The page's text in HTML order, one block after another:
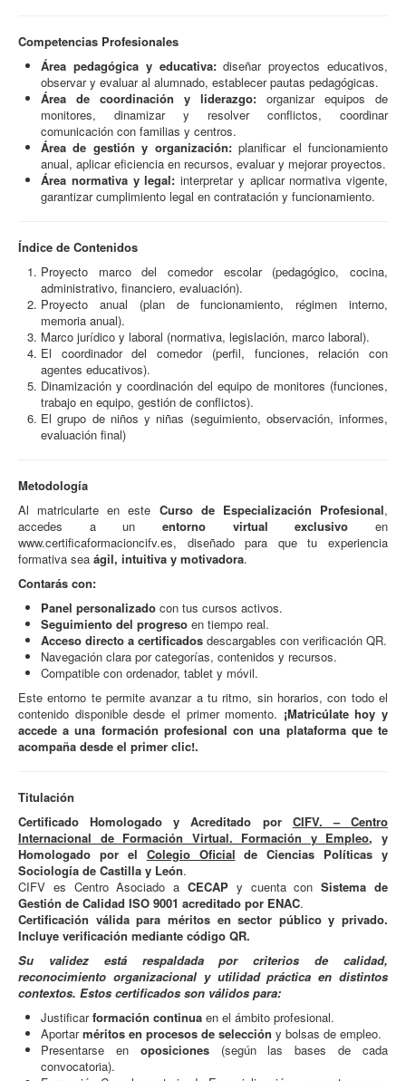
Competencias Profesionales
Área pedagógica y educativa:diseñar proyectos educativos,
observar y evaluar al alumnado, establecer pautas pedagógicas.
Área de coordinación y liderazgo: organizar equipos de
monitores, dinamizar y resolver conflictos, coordinar
comunicación con familias y centros.
Área de gestión y organización:planificar el funcionamiento
anual, aplicar eficiencia en recursos, evaluar y mejorar proyectos.
Área normativa y legal: interpretar y aplicar normativa vigente,
garantizar cumplimiento legal en contratación y funcionamiento.
Índice de Contenidos
Proyecto marco del comedor escolar (pedagógico, cocina,
administrativo, financiero, evaluación).
Proyecto anual (plan de funcionamiento, régimen interno,
memoria anual).
Marco jurídico y laboral (normativa, legislación, marco laboral).
El coordinador del comedor (perfil, funciones, relación con
agentes educativos).
Dinamización y coordinación del equipo de monitores (funciones,
trabajo en equipo, gestión de conflictos).
El grupo de niños y niñas (seguimiento, observación, informes,
evaluación final)
Metodología
Al matricularte en este Curso de Especialización Profesional,
accedes a un entorno virtual exclusivo en
www.certificaformacioncifv.es, diseñado para que tu experiencia
formativa sea ágil, intuitiva y motivadora.
Contarás con:
Panel personalizado con tus cursos activos.
Seguimiento del progreso en tiempo real.
Acceso directo a certificados descargables con verificación QR.
Navegación clara por categorías, contenidos y recursos.
Compatible con ordenador, tablet y móvil.
Este entorno te permite avanzar a tu ritmo, sin horarios, con todo el
contenido disponible desde el primer momento. ¡Matricúlate hoy y
accede a una formación profesional con una plataforma que te
acompaña desde el primer clic!.
Titulación
Certificado Homologado y Acreditado por CIFV. – Centro
Internacional de Formación Virtual. Formación y Empleo, y
Homologado por el Colegio Oficial de Ciencias Políticas y
Sociología de Castilla y León.
CIFV es Centro Asociado a CECAP y cuenta conSistema de
Gestión de Calidad ISO 9001 acreditado por ENAC.
Certificación válida para méritos en sector público y privado.
Incluye verificación mediante código QR.
Su validez está respaldada por criterios de calidad,
reconocimiento organizacional y utilidad práctica en distintos
contextos. Estos certificados son válidos para:
Justificarformación continua en el ámbito profesional.
Aportarméritos en procesos de selección y bolsas de empleo.
Presentarse en oposiciones(según las bases de cada
convocatoria).